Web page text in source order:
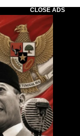
CLOSE ADS